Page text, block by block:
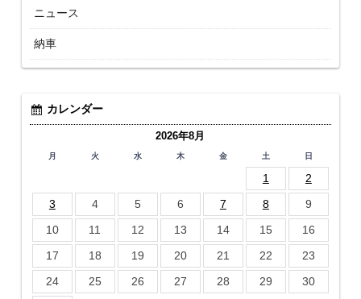
ニュース
納車
カレンダー
2026年8月
月 火 水 木 金 土 日
1
2
3
4 5 6 7 8
9
10
11 12 13 14 15
16
17
18 19 20 21 22
23
24
25 26 27 28 29
30